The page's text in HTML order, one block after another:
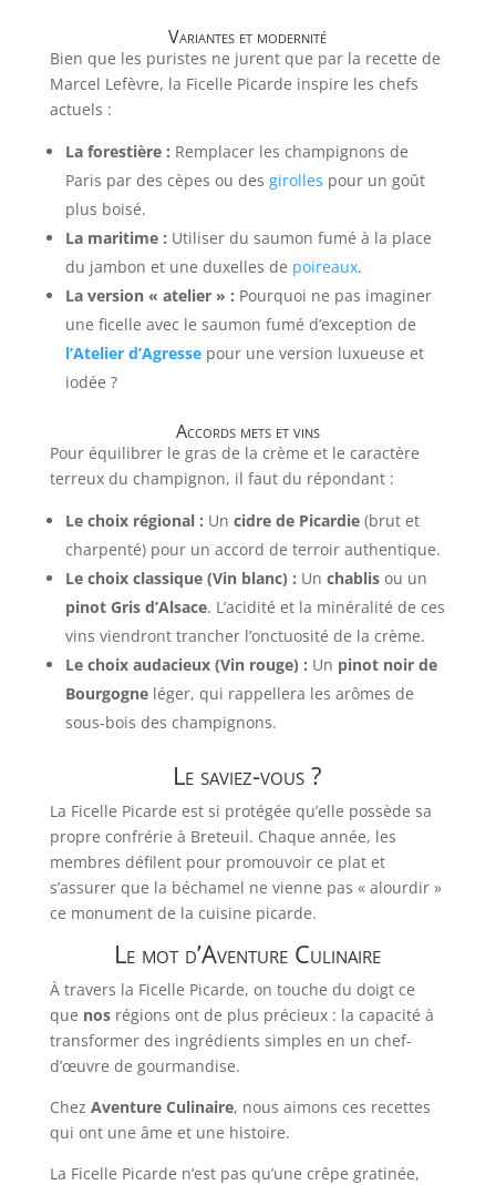
Variantes et modernité
Bien que les puristes ne jurent que par la recette de
Marcel Lefèvre, la Ficelle Picarde inspire les chefs
actuels :
La forestière : Remplacer les champignons de
Paris par des cèpes ou des girolles pour un goût
plus boisé.
La maritime : Utiliser du saumon fumé à la place
du jambon et une duxelles de poireaux.
La version « atelier » : Pourquoi ne pas imaginer
une ficelle avec le saumon fumé d’exception de
l’Atelier d’Agressepour une version luxueuse et
iodée ?
Accords mets et vins
Pour équilibrer le gras de la crème et le caractère
terreux du champignon, il faut du répondant :
Le choix régional : Un cidre de Picardie(brut et
charpenté) pour un accord de terroir authentique.
Le choix classique (Vin blanc) : Un chablisou un
pinot Gris d’Alsace. L’acidité et la minéralité de ces
vins viendront trancher l’onctuosité de la crème.
Le choix audacieux (Vin rouge) : Un pinot noir de
Bourgogneléger, qui rappellera les arômes de
sous-bois des champignons.
Le saviez-vous ?
La Ficelle Picarde est si protégée qu’elle possède sa
propre confrérie à Breteuil. Chaque année, les
membres défilent pour promouvoir ce plat et
s’assurer que la béchamel ne vienne pas « alourdir »
ce monument de la cuisine picarde.
Le mot d’Aventure Culinaire
À travers la Ficelle Picarde, on touche du doigt ce
que nosrégions ont de plus précieux : la capacité à
transformer des ingrédients simples en un chef-
d’œuvre de gourmandise.
Chez Aventure Culinaire, nous aimons ces recettes
qui ont une âme et une histoire.
La Ficelle Picarde n’est pas qu’une crêpe gratinée,